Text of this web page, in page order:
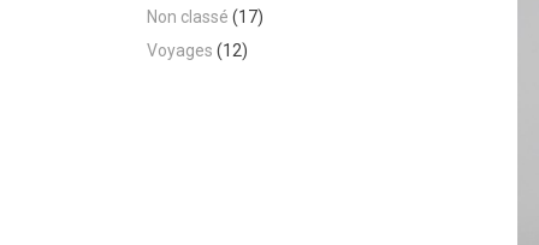
Non classé (17)
Voyages (12)